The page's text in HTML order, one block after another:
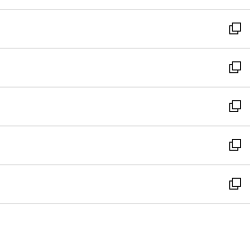
開
く
ウ
で
開
く
ン
ド
ウ
で
開
く
ウ
ィ
ン
ド
ウ
で
開
く
新
し
い
ウ
ィ
ン
ド
ウ
で
開
新
し
い
ウ
ィ
ン
ド
ウ
新
し
い
ウ
ィ
ン
新
し
い
ウ
新
し